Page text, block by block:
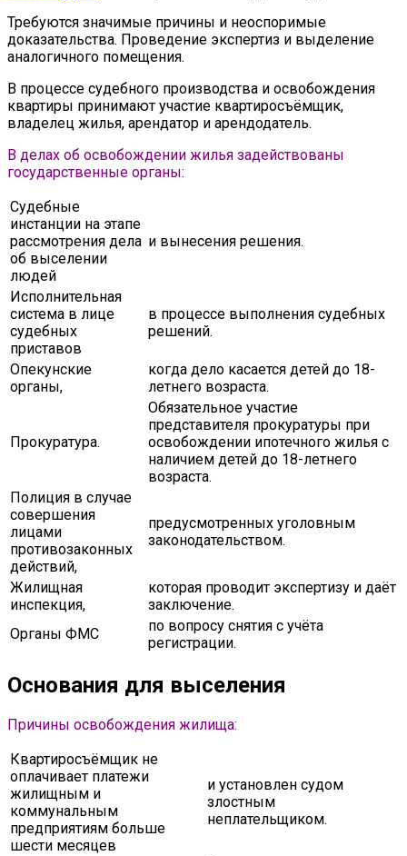
Требуются значимые причины и неоспоримые
доказательства. Проведение экспертиз и выделение
аналогичного помещения.
В процессе судебного производства и освобождения
квартиры принимают участие квартиросъёмщик,
владелец жилья, арендатор и арендодатель.
В делах об освобождении жилья задействованы
государственные органы:
Судебные
инстанции на этапе
рассмотрения дела
об выселении
людей
и вынесения решения.
Исполнительная
система в лице
судебных
приставов
в процессе выполнения судебных
решений.
Опекунские
органы,
когда дело касается детей до 18-
летнего возраста.
Прокуратура.
Обязательное участие
представителя прокуратуры при
освобождении ипотечного жилья с
наличием детей до 18-летнего
возраста.
Полиция в случае
совершения
лицами
противозаконных
действий,
предусмотренных уголовным
законодательством.
Жилищная
инспекция,
которая проводит экспертизу и даёт
заключение.
Органы ФМС
по вопросу снятия с учёта
регистрации.
Основания для выселения
Причины освобождения жилища:
Квартиросъёмщик не
оплачивает платежи
жилищным и
коммунальным
предприятиям больше
шести месяцев
и установлен судом
злостным
неплательщиком.